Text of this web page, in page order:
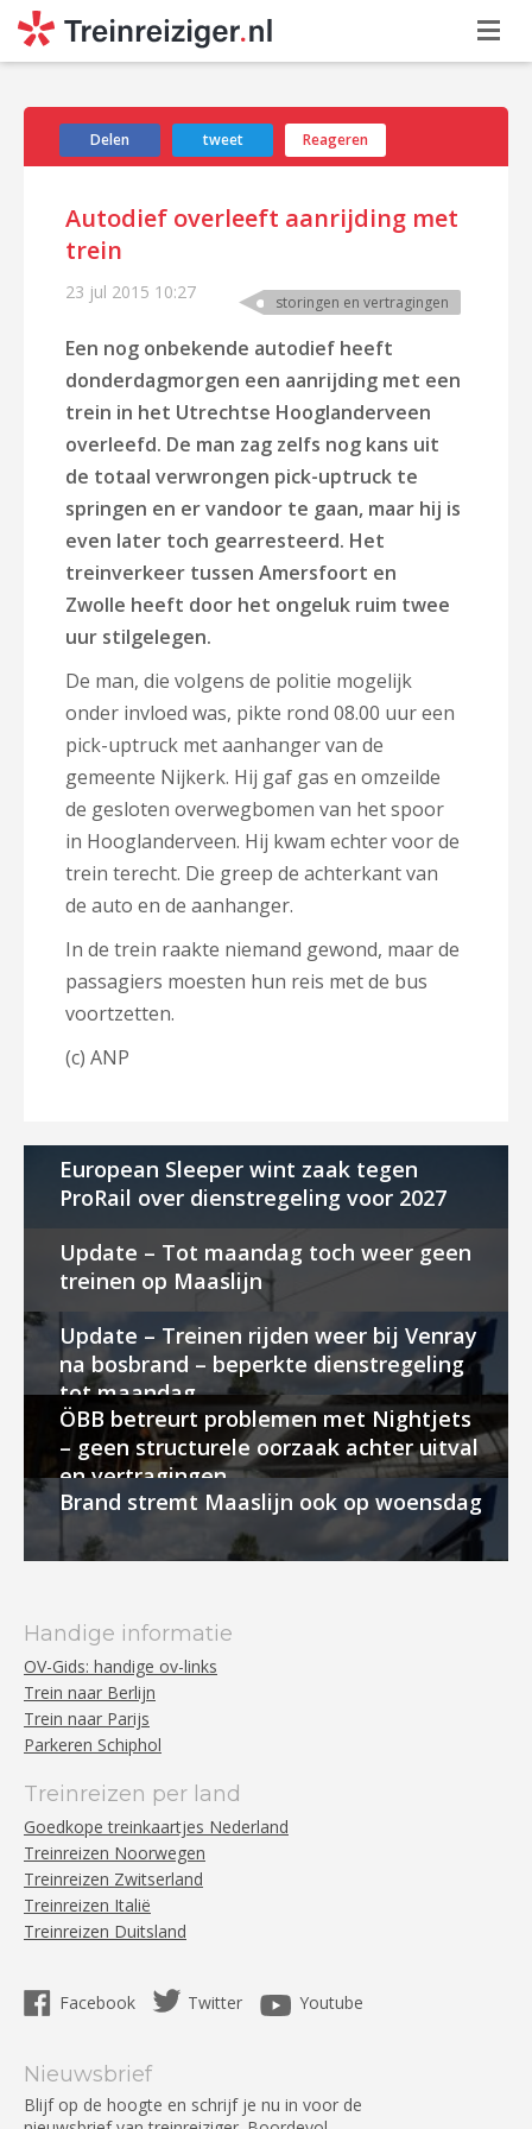
Delen tweet Reageren
Autodief overleeft aanrijding met
trein
23 jul 2015 10:27 storingen en vertragingen
Een nog onbekende autodief heeft
donderdagmorgen een aanrijding met een
trein in het Utrechtse Hooglanderveen
overleefd. De man zag zelfs nog kans uit
de totaal verwrongen pick-uptruck te
springen en er vandoor te gaan, maar hij is
even later toch gearresteerd. Het
treinverkeer tussen Amersfoort en
Zwolle heeft door het ongeluk ruim twee
uur stilgelegen.
De man, die volgens de politie mogelijk
onder invloed was, pikte rond 08.00 uur een
pick-uptruck met aanhanger van de
gemeente Nijkerk. Hij gaf gas en omzeilde
de gesloten overwegbomen van het spoor
in Hooglanderveen. Hij kwam echter voor de
trein terecht. Die greep de achterkant van
de auto en de aanhanger.
In de trein raakte niemand gewond, maar de
passagiers moesten hun reis met de bus
voortzetten.
(c) ANP
European Sleeper wint zaak tegen
ProRail over dienstregeling voor 2027
Update – Tot maandag toch weer geen
treinen op Maaslijn
Update – Treinen rijden weer bij Venray
na bosbrand – beperkte dienstregeling
tot maandag
ÖBB betreurt problemen met Nightjets
– geen structurele oorzaak achter uitval
en vertragingen
Brand stremt Maaslijn ook op woensdag
Handige informatie
OV-Gids: handige ov-links
Trein naar Berlijn
Trein naar Parijs
Parkeren Schiphol
Treinreizen per land
Goedkope treinkaartjes Nederland
Treinreizen Noorwegen
Treinreizen Zwitserland
Treinreizen Italië
Treinreizen Duitsland
Facebook Twitter Youtube
Nieuwsbrief
Blijf op de hoogte en schrijf je nu in voor de